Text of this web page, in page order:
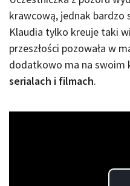
krawcową, jednak bardzo
Klaudia tylko kreuje taki
przeszłości pozowała w
dodatkowo ma na swoim
serialach i filmach.